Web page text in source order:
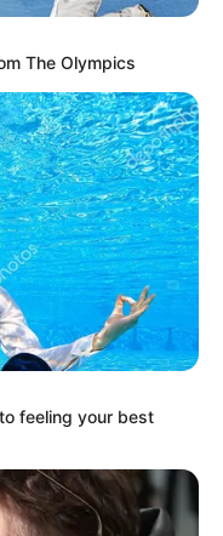
diagramas de la
facilita una mayor
y
del cuerpo,
la intensidad de
es una
donde la
aumenta
que
los expertos
The Olympics
feeling your best